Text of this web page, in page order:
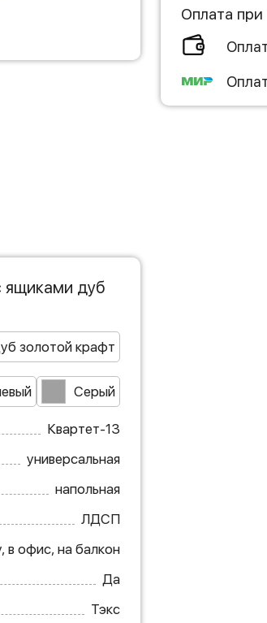
Оплата при
ящиками дуб
золотой крафт
Серый
Квартет-13
универсальная
напольная
ЛДСП
в офис, на балкон
Да
Тэкс